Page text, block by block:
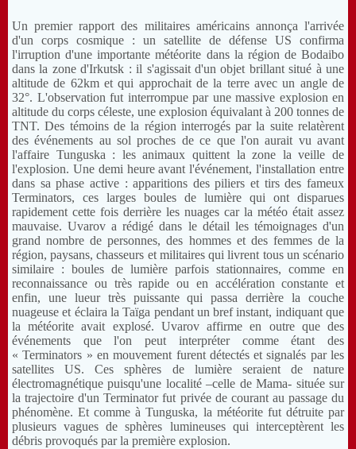
Un premier rapport des militaires américains annonça l'arrivée
d'un corps cosmique : un satellite de défense US confirma
l'irruption d'une importante météorite dans la région de Bodaibo
dans la zone d'Irkutsk : il s'agissait d'un objet brillant situé à une
altitude de 62km et qui approchait de la terre avec un angle de
32°. L'observation fut interrompue par une massive explosion en
altitude du corps céleste, une explosion équivalant à 200 tonnes de
TNT. Des témoins de la région interrogés par la suite relatèrent
des événements au sol proches de ce que l'on aurait vu avant
l'affaire Tunguska : les animaux quittent la zone la veille de
l'explosion. Une demi heure avant l'événement, l'installation entre
dans sa phase active : apparitions des piliers et tirs des fameux
Terminators, ces larges boules de lumière qui ont disparues
rapidement cette fois derrière les nuages car la météo était assez
mauvaise. Uvarov a rédigé dans le détail les témoignages d'un
grand nombre de personnes, des hommes et des femmes de la
région, paysans, chasseurs et militaires qui livrent tous un scénario
similaire : boules de lumière parfois stationnaires, comme en
reconnaissance ou très rapide ou en accélération constante et
enfin, une lueur très puissante qui passa derrière la couche
nuageuse et éclaira la Taïga pendant un bref instant, indiquant que
la météorite avait explosé. Uvarov affirme en outre que des
événements que l'on peut interpréter comme étant des
« Terminators » en mouvement furent détectés et signalés par les
satellites US. Ces sphères de lumière seraient de nature
électromagnétique puisqu'une localité –celle de Mama- située sur
la trajectoire d'un Terminator fut privée de courant au passage du
phénomène. Et comme à Tunguska, la météorite fut détruite par
plusieurs vagues de sphères lumineuses qui interceptèrent les
débris provoqués par la première explosion.